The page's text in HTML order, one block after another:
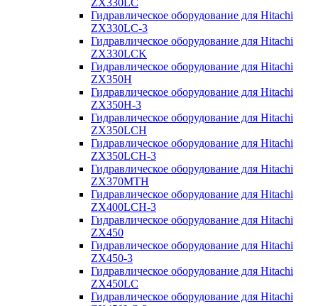
ZX330LC
Гидравлическое оборудование для Hitachi
ZX330LC-3
Гидравлическое оборудование для Hitachi
ZX330LCK
Гидравлическое оборудование для Hitachi
ZX350H
Гидравлическое оборудование для Hitachi
ZX350H-3
Гидравлическое оборудование для Hitachi
ZX350LCH
Гидравлическое оборудование для Hitachi
ZX350LCH-3
Гидравлическое оборудование для Hitachi
ZX370MTH
Гидравлическое оборудование для Hitachi
ZX400LCH-3
Гидравлическое оборудование для Hitachi
ZX450
Гидравлическое оборудование для Hitachi
ZX450-3
Гидравлическое оборудование для Hitachi
ZX450LC
Гидравлическое оборудование для Hitachi